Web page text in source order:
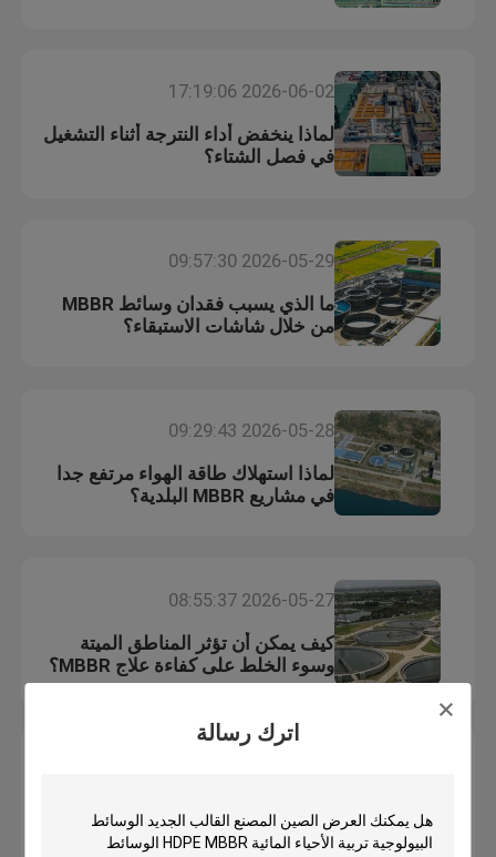
اترك رسالة
منتجات
جولة في المعمل
مراقبة الجودة
مدونة
اطلب اقتباس
MBBR بيو ميديا
2026-06-02 17:19:06
لماذا ينخفض ​​أداء النترجة أثناء التشغيل
في فصل الشتاء؟
2026-05-29 09:57:30
ما الذي يسبب فقدان وسائط MBBR
من خلال شاشات الاستبقاء؟
2026-05-28 09:29:43
لماذا استهلاك طاقة الهواء مرتفع جدا
في مشاريع MBBR البلدية؟
2026-05-27 08:55:37
كيف يمكن أن تؤثر المناطق الميتة
وسوء الخلط على كفاءة علاج MBBR؟
لماذا يسبب النمو المفرط للفيلم
الحيوي انسداد الوسائط في أنظمة